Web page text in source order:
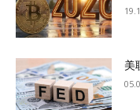
美